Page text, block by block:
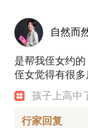
自然而
是帮我侄女约
侄女觉得有很多
孩子上高中
行家回复